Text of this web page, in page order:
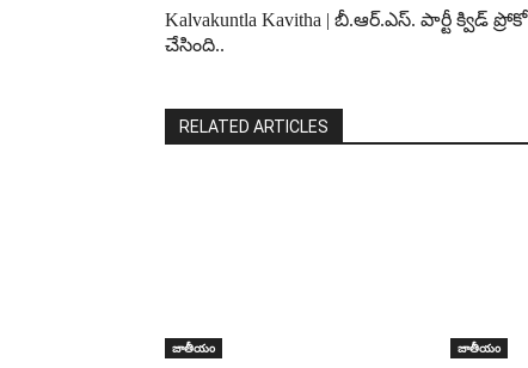
Kalvakuntla Kavitha | బీ.ఆర్.ఎస్. పార్టీ క్విడ్ ప్రోకో
చేసింది..
RELATED ARTICLES
జాతీయం జాతీయం